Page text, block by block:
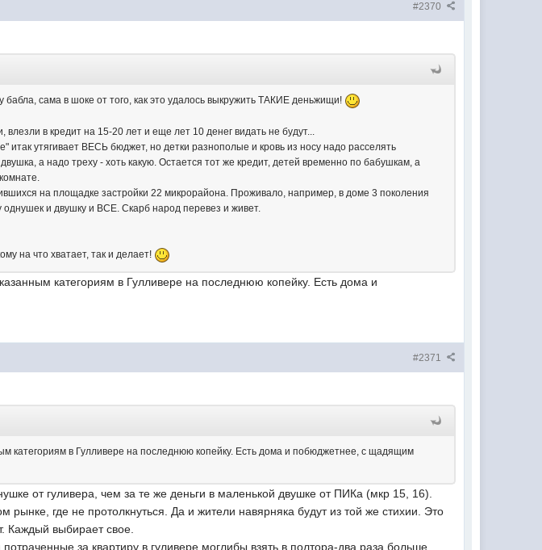
#2370
сама в шоке от того, как это удалось выкружить ТАКИЕ деньжищи!
в кредит на 15-20 лет и еще лет 10 денег видать не будут...
утягивает ВЕСЬ бюджет, но детки разнополые и кровь из носу надо расселять
а надо треху - хоть какую. Остается тот же кредит, детей временно по бабушкам, а
на площадке застройки 22 микрорайона. Проживало, например, в доме 3 поколения
и двушку и ВСЕ. Скарб народ перевез и живет.
на что хватает, так и делает!
категориям в Гулливере на последнюю копейку. Есть дома и
#2371
категориям в Гулливере на последнюю копейку. Есть дома и побюджетнее, с щадящим
от гуливера, чем за те же деньги в маленькой двушке от ПИКа (мкр 15, 16).
где не протолкнуться. Да и жители навярняка будут из той же стихии. Это
Каждый выбирает свое.
за квартиру в гуливере моглибы взять в полтора-два раза больше